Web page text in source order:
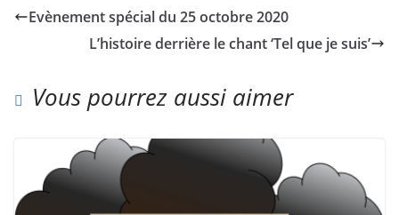
Evènement spécial du 25 octobre 2020
L’histoire derrière le chant ‘Tel que je suis’
Vous pourrez aussi aimer